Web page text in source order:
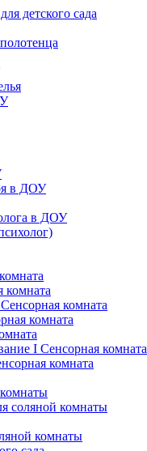
детского сада
в ДОУ
в ДОУ
комната
комната
комната
I Сенсорная комната
комната
соляной комнаты
комнаты